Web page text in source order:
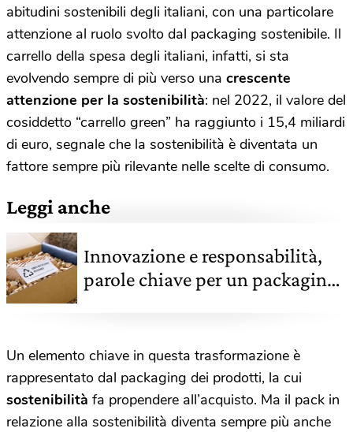
abitudini sostenibili degli italiani, con una particolare
attenzione al ruolo svolto dal packaging sostenibile. Il
carrello della spesa degli italiani, infatti, si sta
evolvendo sempre di più verso una crescente
attenzione per la sostenibilità: nel 2022, il valore del
cosiddetto “carrello green” ha raggiunto i 15,4 miliardi
di euro, segnale che la sostenibilità è diventata un
fattore sempre più rilevante nelle scelte di consumo.
Leggi anche
Innovazione e responsabilità,
parole chiave per un packaging
Un elemento chiave in questa trasformazione è
rappresentato dal packaging dei prodotti, la cui
sostenibilità fa propendere all’acquisto. Ma il pack in
relazione alla sostenibilità diventa sempre più anche